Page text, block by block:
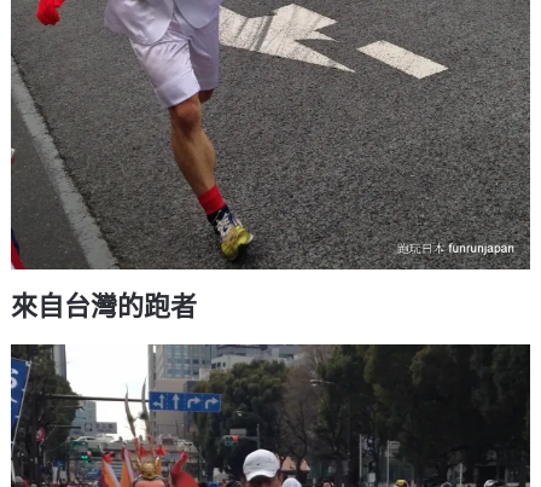
來自台灣的跑者